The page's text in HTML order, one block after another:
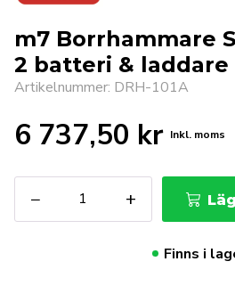
m7 Borrhammare
2 batteri & laddare
Artikelnummer: DRH-101A
6 737,50 kr Inkl. moms
−
Borrhammare
SDS+
+
Finns i